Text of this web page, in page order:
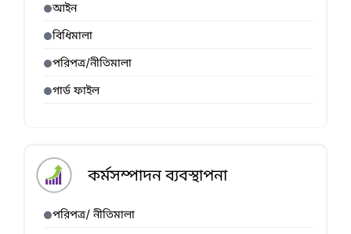
আইন
বিধিমালা
পরিপত্র/নীতিমালা
গার্ড ফাইল
কর্মসম্পাদন ব্যবস্থাপনা
পরিপত্র/ নীতিমালা